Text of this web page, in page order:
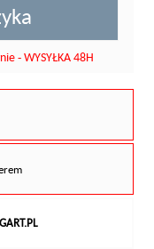
- WYSYŁKA 48H